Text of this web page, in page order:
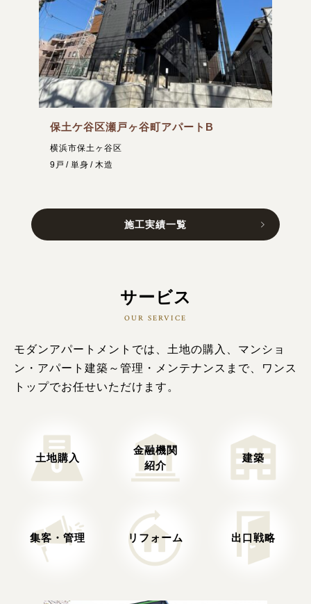
保土ケ谷区瀬戸ヶ谷町アパートB
横浜市保土ヶ谷区
9戸
単身 木造
施工実績一覧
サービス
OUR SERVICE
モダンアパートメントでは、土地の購入、マンショ
ン・アパート建築～管理・メンテナンスまで、ワンス
トップでお任せいただけます。
土地購入
金融機関
紹介
建築
集客・管理 リフォーム 出口戦略